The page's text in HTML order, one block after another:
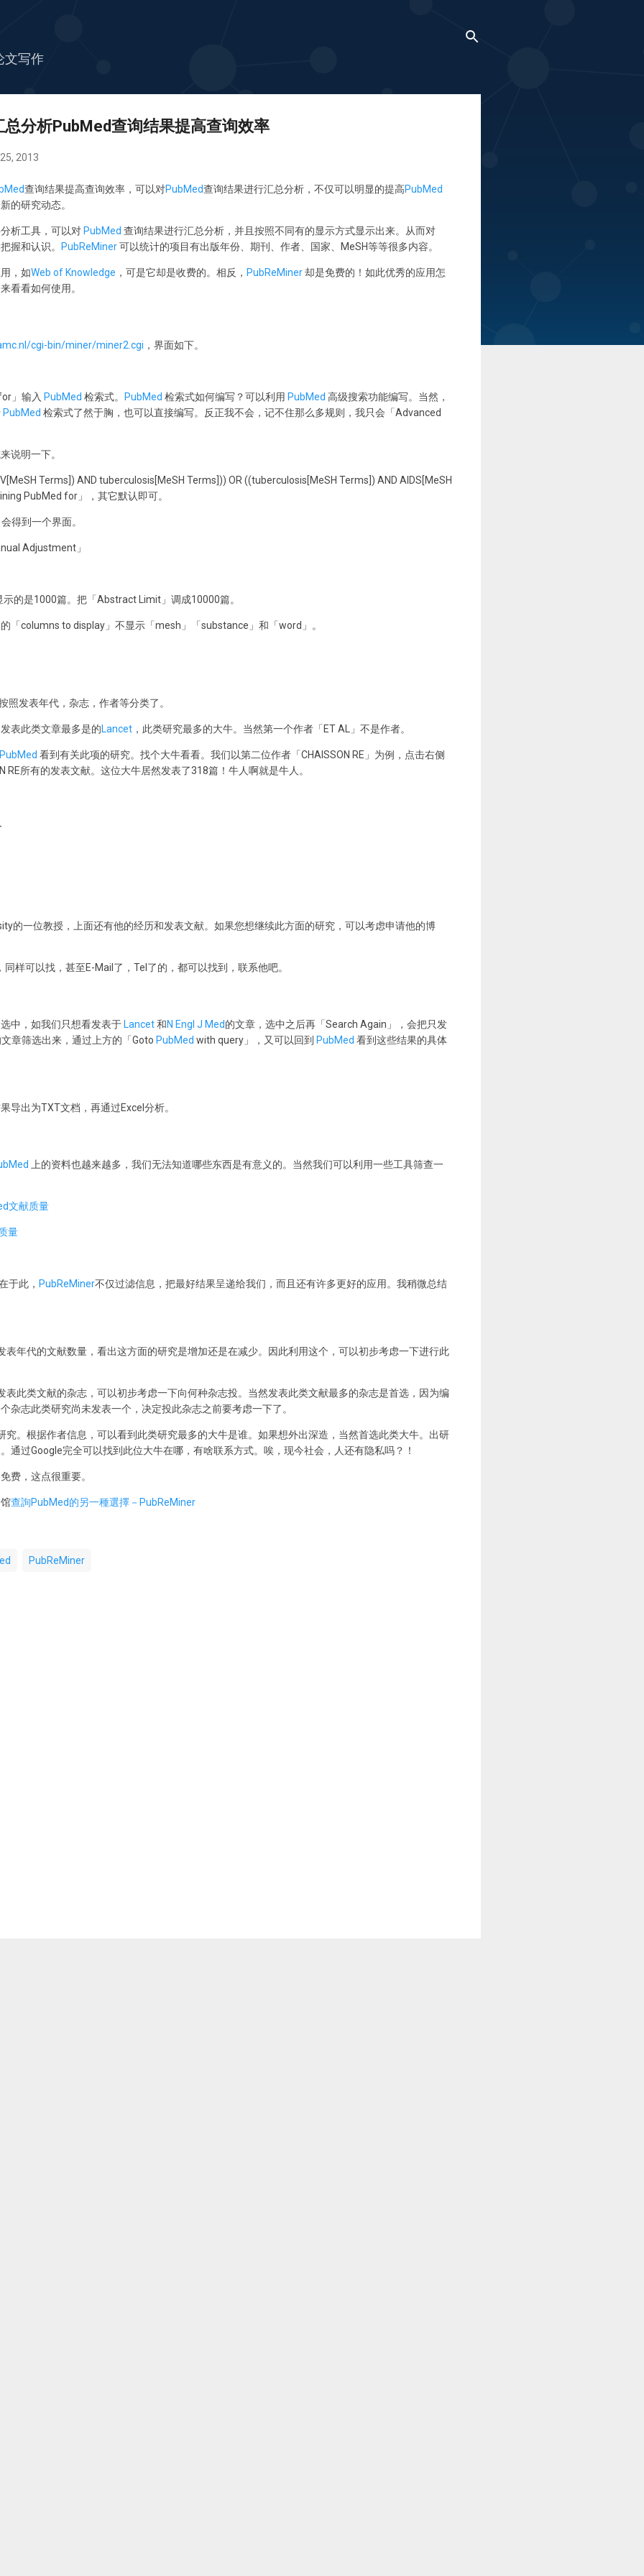
文写作
分析PubMed查询结果提高查询效率
2013
查询结果提高查询效率，可以对PubMed查询结果进行汇总分析，不仅可以明显的提高PubMed
的研究动态。
析工具，可以对 PubMed 查询结果进行汇总分析，并且按照不同有的显示方式显示出来。从而对
握和认识。
PubReMiner可以统计的项目有出版年份、期刊、作者、国家、MeSH等等很多内容。
，如Web of Knowledge ，可是它却是收费的。相反， PubReMiner却是免费的！如此优秀的应用怎
看看如何使用。
cgi-bin/miner/miner2.cgi ，界面如下。
」输入 PubMed 检索式。 PubMed 检索式如何编写？可以利用 PubMed 高级搜索功能编写。当然，
PubMed 检索式了然于胸，也可以直接编写。反正我不会，记不住那么多规则，我只会「Advanced
说明一下。
Terms]) AND tuberculosis[MeSH Terms])) OR ((tuberculosis[MeSH Terms]) AND AIDS[MeSH
PubMed for」，其它默认即可。
得到一个界面。
Adjustment」
的是1000篇。把「Abstract Limit」调成10000篇。
「columns to display」不显示「mesh」「substance」和「word」。
照发表年代，杂志，作者等分类了。
表此类文章最多是的Lancet ，此类研究最多的大牛。当然第一个作者「ET AL」不是作者。
PubMed 看到有关此项的研究。找个大牛看看。我们以第二位作者「CHAISSON RE」为例，点击右侧
RE所有的发表文献。这位大牛居然发表了318篇！牛人啊就是牛人。
的一位教授，上面还有他的经历和发表文献。如果您想继续此方面的研究，可以考虑申请他的博
样可以找，甚至E-Mail了，Tel了的，都可以找到，联系他吧。
中，如我们只想看发表于 Lancet和N Engl J Med的文章，选中之后再「Search Again」，会把只发
章筛选出来，通过上方的「Goto PubMed with query」，又可以回到 PubMed 看到这些结果的具体
导出为TXT文档，再通过Excel分析。
上的资料也越来越多，我们无法知道哪些东西是有意义的。当然我们可以利用一些工具筛查一
文献质量
量
于此， PubReMiner不仅过滤信息，把最好结果呈递给我们，而且还有许多更好的应用。我稍微总结
表年代的文献数量，看出这方面的研究是增加还是在减少。因此利用这个，可以初步考虑一下进行此
表此类文献的杂志，可以初步考虑一下向何种杂志投。当然发表此类文献最多的杂志是首选，因为编
杂志此类研究尚未发表一个，决定投此杂志之前要考虑一下了。
究。根据作者信息，可以看到此类研究最多的大牛是谁。如果想外出深造，当然首选此类大牛。出研
通过Google完全可以找到此位大牛在哪，有啥联系方式。唉，现今社会，人还有隐私吗？！
费，这点很重要。
查詢PubMed的另一種選擇－PubReMiner
PubReMiner